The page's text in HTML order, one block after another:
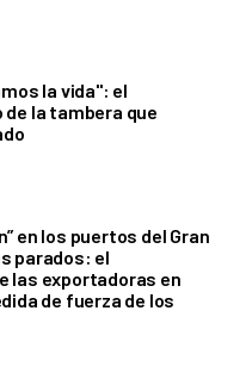
la vida": el
la tambera que
en los puertos del Gran
parados: el
las exportadoras en
de fuerza de los